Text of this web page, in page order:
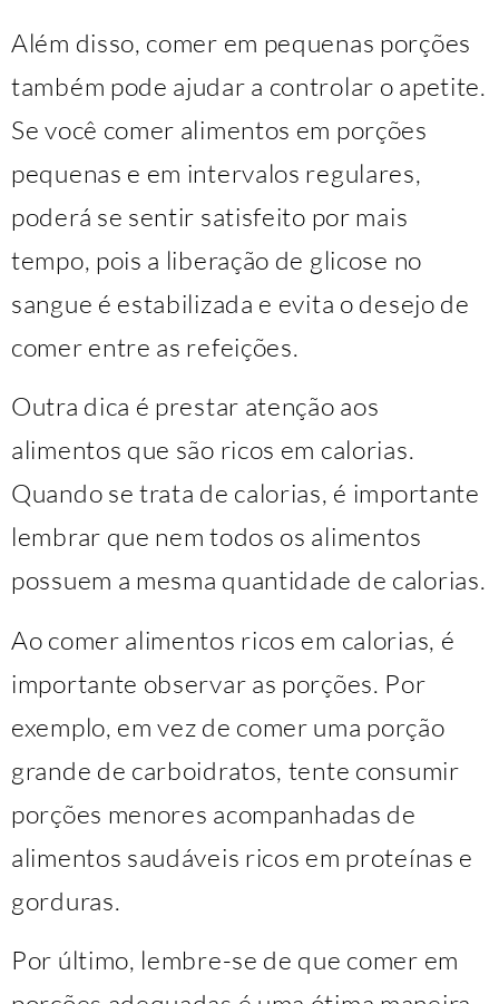
Além disso, comer em pequenas porções
também pode ajudar a controlar o apetite.
Se você comer alimentos em porções
pequenas e em intervalos regulares,
poderá se sentir satisfeito por mais
tempo, pois a liberação de glicose no
sangue é estabilizada e evita o desejo de
comer entre as refeições.
Outra dica é prestar atenção aos
alimentos que são ricos em calorias.
Quando se trata de calorias, é importante
lembrar que nem todos os alimentos
possuem a mesma quantidade de calorias.
Ao comer alimentos ricos em calorias, é
importante observar as porções. Por
exemplo, em vez de comer uma porção
grande de carboidratos, tente consumir
porções menores acompanhadas de
alimentos saudáveis ​​ricos em proteínas e
gorduras.
Por último, lembre-se de que comer em